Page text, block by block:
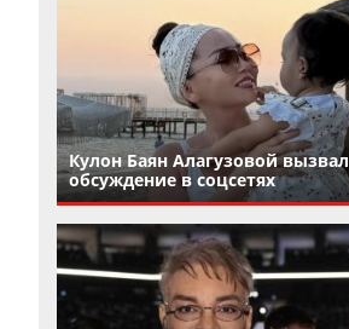
Кулон Баян Алагузовой вызвал
обсуждение в соцсетях